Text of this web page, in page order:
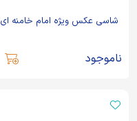
شاسی عکس ویژه امام خامنه ای
ناموجود